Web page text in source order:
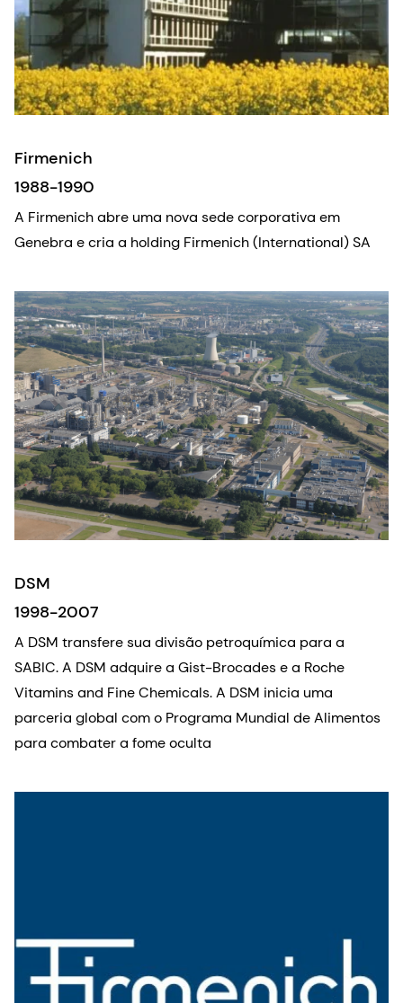
Firmenich
1988-1990
A Firmenich abre uma nova sede corporativa em
Genebra e cria a holding Firmenich (International) SA
DSM
1998-2007
A DSM transfere sua divisão petroquímica para a
SABIC. A DSM adquire a Gist-Brocades e a Roche
Vitamins and Fine Chemicals. A DSM inicia uma
parceria global com o Programa Mundial de Alimentos
para combater a fome oculta